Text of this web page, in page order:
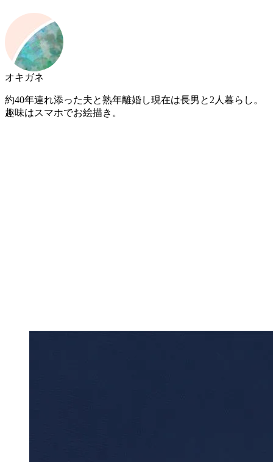
オキガネ
約40年連れ添った夫と熟年離婚し現在は長男と2人暮らし。
趣味はスマホでお絵描き。